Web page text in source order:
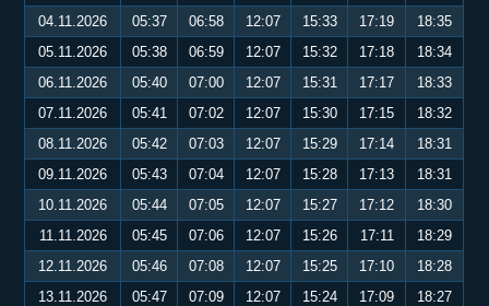
04.11.2026 05:37 06:58 12:07 15:33 17:19
18:35
05.11.2026
05:38 06:59 12:07 15:32 17:18
18:34
06.11.2026
05:40 07:00 12:07 15:31 17:17
18:33
07.11.2026
05:41 07:02 12:07 15:30 17:15
18:32
08.11.2026
05:42 07:03 12:07 15:29 17:14
18:31
09.11.2026
05:43 07:04 12:07 15:28 17:13
18:31
10.11.2026
05:44 07:05 12:07 15:27 17:12
18:30
11.11.2026
05:45 07:06 12:07 15:26 17:11
18:29
12.11.2026
05:46 07:08 12:07 15:25 17:10
18:28
13.11.2026
05:47 07:09 12:07 15:24 17:09
18:27